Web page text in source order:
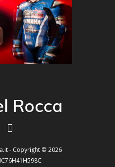
Rocca
- Copyright © 2026